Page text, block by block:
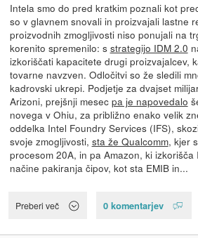
Intela smo do pred kratkim poznali kot
so v glavnem snovali in proizvajali lastne
proizvodnih zmogljivosti niso ponujali na
korenito spremenilo: s strategijo IDM 2.0
izkoriščati kapacitete drugi proizvajalcev,
tovarne navzven. Odločitvi so že sledili
kadrovski ukrepi. Podjetje za dvajset
Arizoni, prejšnji mesec pa je napovedalo
novega v Ohiu, za približno enako velik
oddelka Intel Foundry Services (IFS),
svoje zmogljivosti, sta že Qualcomm, kjer
procesom 20A, in pa Amazon, ki
načine pakiranja čipov, kot sta EMIB in...
Preberi več 0 komentarjev